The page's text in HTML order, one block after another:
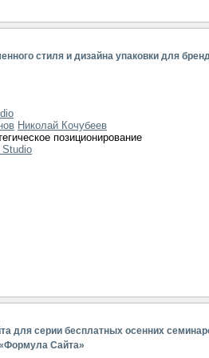
стиля и дизайна упаковки для
Николай Кочубеев
позиционирование
Studio
для серии бесплатных осенних
Сайта»